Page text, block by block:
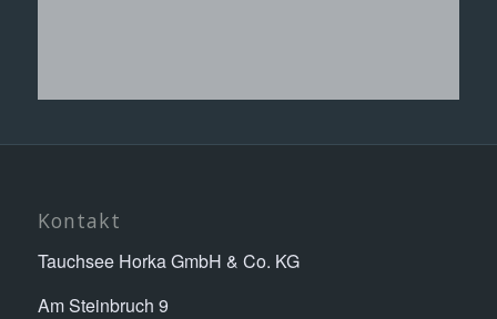
Kontakt
Tauchsee Horka GmbH & Co. KG
Am Steinbruch 9